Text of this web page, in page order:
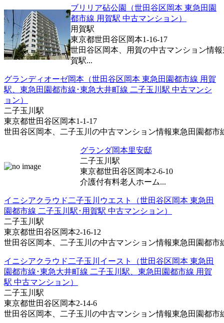
ブリリア砧公園（世田谷区岡本 東急田園
都市線 用賀駅 中古マンション）
用賀駅
東京都世田谷区岡本1-16-17
世田谷区岡本、用賀の中古マンション情
賀駅...
グランディオーゼ岡本（世田谷区岡本 東急田園都市線 用賀
駅、東急田園都市線･東急大井町線 二子玉川駅 中古マンシ
ョン）
二子玉川駅
東京都世田谷区岡本1-1-17
世田谷区岡本、二子玉川の中古マンション情報東急田園都市
グランダ岡本里安邸
二子玉川駅
東京都世田谷区岡本2-6-10
介護付有料老人ホーム...
イニシアクラウド二子玉川ウエスト（世田谷区岡本 東急田
園都市線 二子玉川駅･用賀駅 中古マンション）
二子玉川駅
東京都世田谷区岡本2-16-12
世田谷区岡本、二子玉川の中古マンション情報東急田園都市
イニシアクラウド二子玉川イースト（世田谷区岡本 東急田
園都市線･東急大井町線 二子玉川駅、東急田園都市線 用賀
駅 中古マンション）
二子玉川駅
東京都世田谷区岡本2-14-6
世田谷区岡本、二子玉川の中古マンション情報東急田園都市